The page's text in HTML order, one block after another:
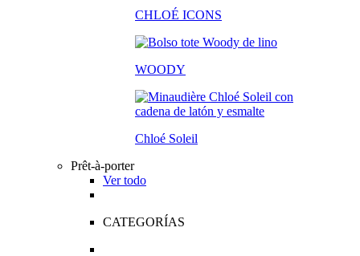
CHLOÉ ICONS
WOODY
Chloé Soleil
Prêt-à-porter
Ver todo
CATEGORÍAS